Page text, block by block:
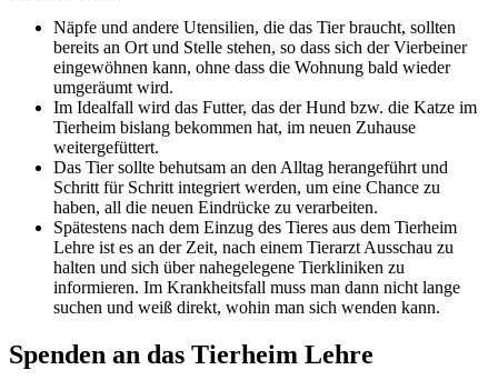
Näpfe und andere Utensilien, die das Tier braucht, sollten
bereits an Ort und Stelle stehen, so dass sich der Vierbeiner
eingewöhnen kann, ohne dass die Wohnung bald wieder
umgeräumt wird.
Im Idealfall wird das Futter, das der Hund bzw. die Katze im
Tierheim bislang bekommen hat, im neuen Zuhause
weitergefüttert.
Das Tier sollte behutsam an den Alltag herangeführt und
Schritt für Schritt integriert werden, um eine Chance zu
haben, all die neuen Eindrücke zu verarbeiten.
Spätestens nach dem Einzug des Tieres aus dem Tierheim
Lehre ist es an der Zeit, nach einem Tierarzt Ausschau zu
halten und sich über nahegelegene Tierkliniken zu
informieren. Im Krankheitsfall muss man dann nicht lange
suchen und weiß direkt, wohin man sich wenden kann.
Spenden an das Tierheim Lehre